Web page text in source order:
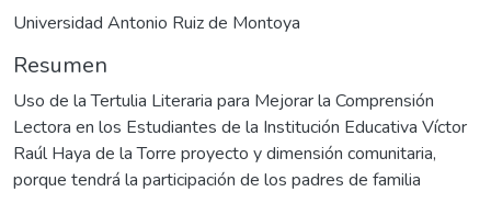
Universidad Antonio Ruiz de Montoya
Resumen
Uso de la Tertulia Literaria para Mejorar la Comprensión
Lectora en los Estudiantes de la Institución Educativa Víctor
Raúl Haya de la Torre proyecto y dimensión comunitaria,
porque tendrá la participación de los padres de familia